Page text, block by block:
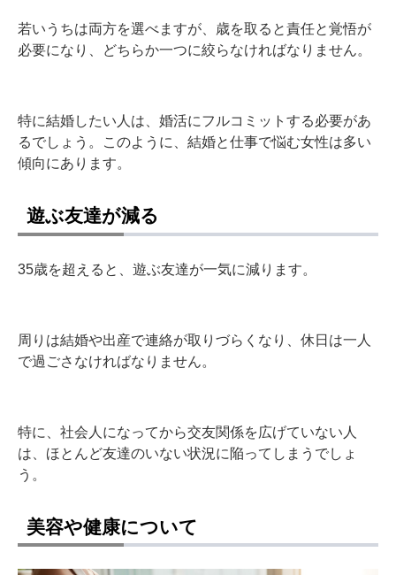
若いうちは両方を選べますが、歳を取ると責任と覚悟が
必要になり、どちらか一つに絞らなければなりません。
特に結婚したい人は、婚活にフルコミットする必要があ
るでしょう。このように、結婚と仕事で悩む女性は多い
傾向にあります。
遊ぶ友達が減る
35歳を超えると、遊ぶ友達が一気に減ります。
周りは結婚や出産で連絡が取りづらくなり、休日は一人
で過ごさなければなりません。
特に、社会人になってから交友関係を広げていない人
は、ほとんど友達のいない状況に陥ってしまうでしょ
う。
美容や健康について